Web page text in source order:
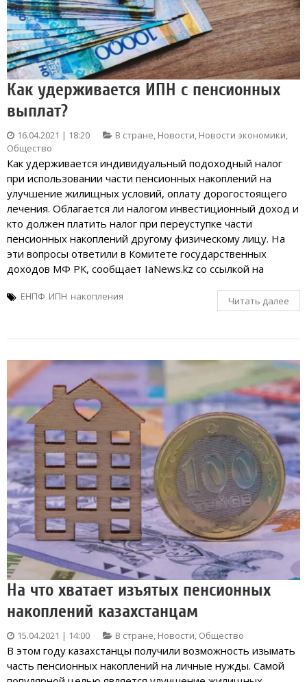
Как удерживается ИПН с пенсионных
выплат?
16.04.2021 | 18:20 В стране, Новости, Новости экономики,
Общество
Как удерживается индивидуальный подоходный налог
при использовании части пенсионных накоплений на
улучшение жилищных условий, оплату дорогостоящего
лечения. Облагается ли налогом инвестиционный доход и
кто должен платить налог при переуступке части
пенсионных накоплений другому физическому лицу. На
эти вопросы ответили в Комитете государственных
доходов МФ РК, сообщает IaNews.kz со ссылкой на
ЕНПФ ИПН накопления Читать далее
На что хватает изъятых пенсионных
накоплений казахстанцам
15.04.2021 | 14:00 В стране, Новости, Общество
В этом году казахстанцы получили возможность изымать
часть пенсионных накоплений на личные нужды. Самой